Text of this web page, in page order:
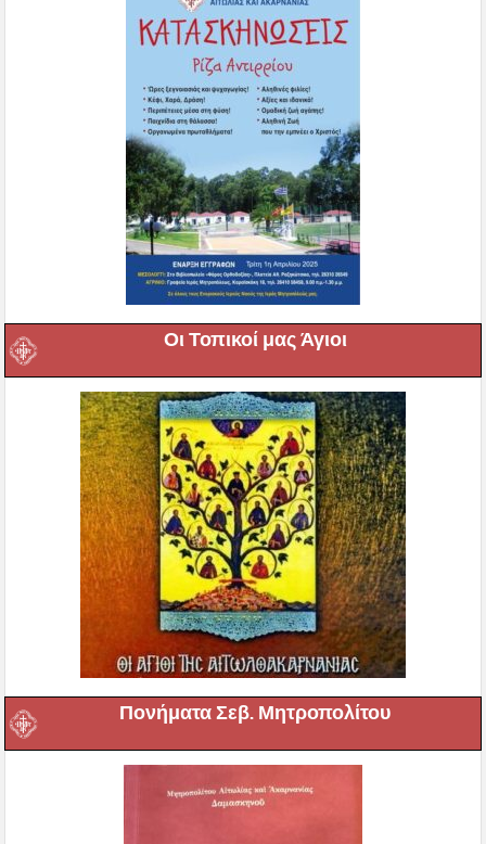
Οι Τοπικοί μας Άγιοι
Πονήματα Σεβ. Μητροπολίτου